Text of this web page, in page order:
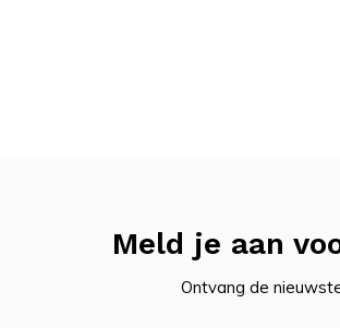
Meld je aan
Ontvang de